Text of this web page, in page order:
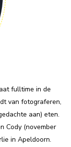
fulltime in de
van fotograferen,
aan) eten.
Cody (november
in Apeldoorn.